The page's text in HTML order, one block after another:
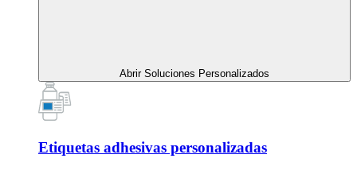
Abrir Soluciones Personalizados
Etiquetas adhesivas personalizadas